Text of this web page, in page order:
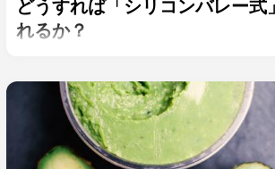
どうすれば「シリコンバレー式
れるか？